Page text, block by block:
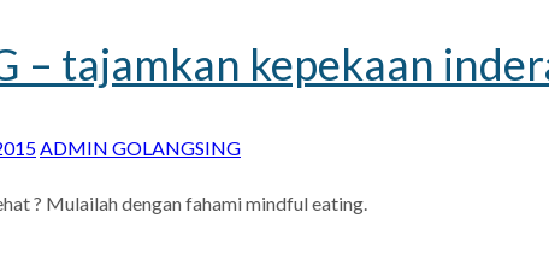
– tajamkan kepekaan
ADMIN GOLANGSING
? Mulailah dengan fahami mindful eating.